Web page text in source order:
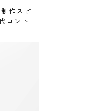
作スピ
コント